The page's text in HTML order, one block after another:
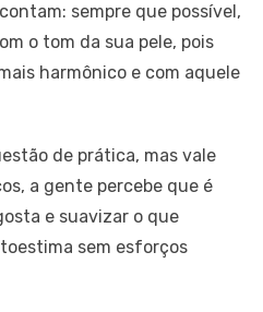
sempre que possível,
o tom da sua pele, pois
harmônico e com aquele
de prática, mas vale
a gente percebe que é
e suavizar o que
sem esforços